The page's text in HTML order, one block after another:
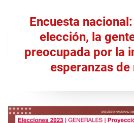
Encuesta
elección, la
preocupada por la
esperanzas